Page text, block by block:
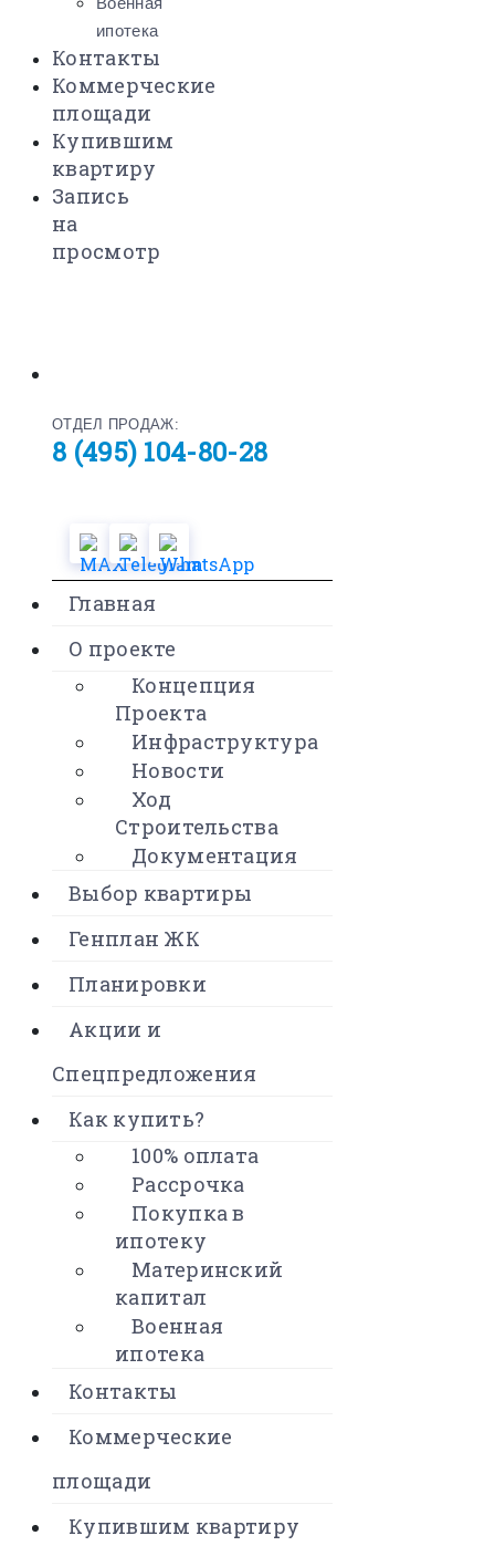
ипотека
Контакты
Коммерческие
площади
Купившим
квартиру
Запись
на
просмотр
ОТДЕЛ ПРОДАЖ:
8 (495) 104-80-28
Главная
О проекте
Концепция
Проекта
Инфраструктура
Новости
Ход
Строительства
Документация
Выбор квартиры
Генплан ЖК
Планировки
Акции и
Спецпредложения
Как купить?
100% оплата
Рассрочка
Покупка в
ипотеку
Материнский
капитал
Военная
ипотека
Контакты
Коммерческие
площади
Купившим квартиру